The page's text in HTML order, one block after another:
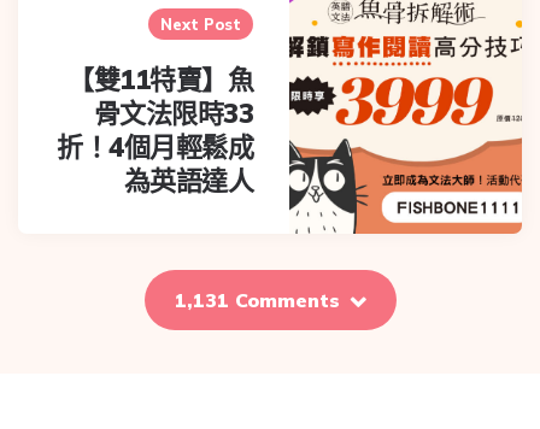
Next Post
【雙11特賣】魚
骨文法限時33
折！4個月輕鬆成
為英語達人
1,131 Comments